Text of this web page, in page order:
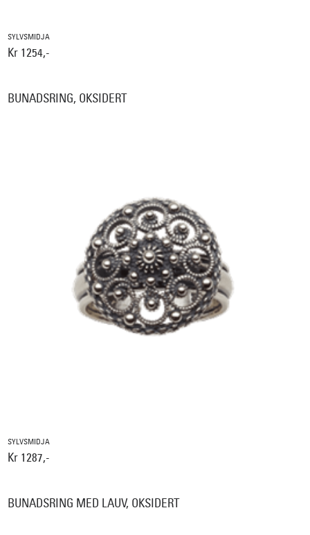
SYLVSMIDJA
Kr 1254,-
BUNADSRING, OKSIDERT
SYLVSMIDJA
Kr 1287,-
BUNADSRING MED LAUV, OKSIDERT